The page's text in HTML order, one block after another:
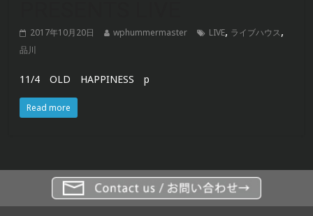
2017年10月20日 wphummermaster LIVE, ライブハウス,
品川
11/4 OLD HAPPINESS p
Read more